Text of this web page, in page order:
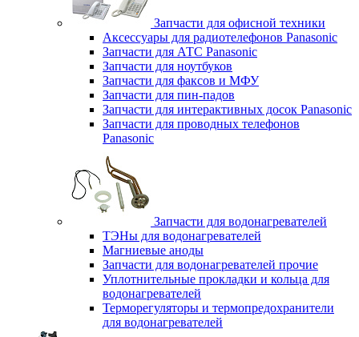
Запчасти для офисной техники
Аксессуары для радиотелефонов Panasonic
Запчасти для АТС Panasonic
Запчасти для ноутбуков
Запчасти для факсов и МФУ
Запчасти для пин-падов
Запчасти для интерактивных досок Panasonic
Запчасти для проводных телефонов
Panasonic
Запчасти для водонагревателей
ТЭНы для водонагревателей
Магниевые аноды
Запчасти для водонагревателей прочие
Уплотнительные прокладки и кольца для
водонагревателей
Терморегуляторы и термопредохранители
для водонагревателей